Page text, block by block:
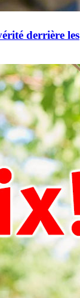
derrière les